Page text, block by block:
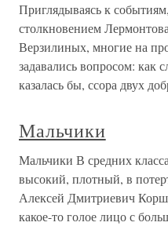
Приглядываясь к
столкновением
Верзилиных, многие на
задавались вопросом: как
казалась бы, ссора двух
Мальчики
Мальчики В средних
высокий, плотный, в
Алексей Дмитриевич
какое-то голое лицо с